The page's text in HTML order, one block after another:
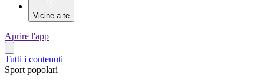
Vicine a te
Aprire l'app
Tutti i contenuti
Sport popolari